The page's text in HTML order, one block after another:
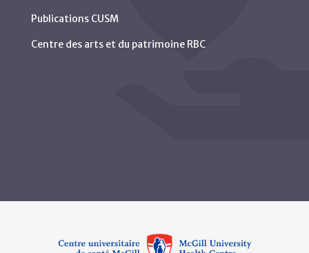
Publications CUSM
Centre des arts et du patrimoine RBC